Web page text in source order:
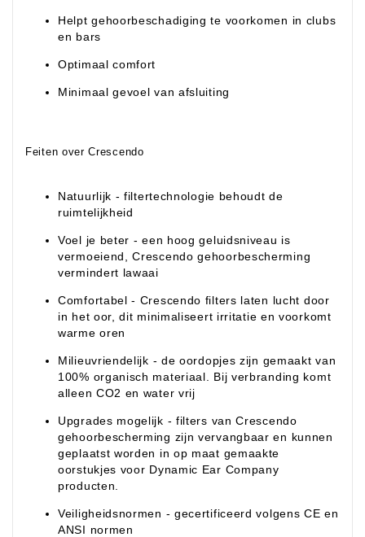
Helpt gehoorbeschadiging te voorkomen in clubs
en bars
Optimaal comfort
Minimaal gevoel van afsluiting
Feiten over Crescendo
Natuurlijk - filtertechnologie behoudt de
ruimtelijkheid
Voel je beter - een hoog geluidsniveau is
vermoeiend, Crescendo gehoorbescherming
vermindert lawaai
Comfortabel - Crescendo filters laten lucht door
in het oor, dit minimaliseert irritatie en voorkomt
warme oren
Milieuvriendelijk - de oordopjes zijn gemaakt van
100% organisch materiaal. Bij verbranding komt
alleen CO2 en water vrij
Upgrades mogelijk - filters van Crescendo
gehoorbescherming zijn vervangbaar en kunnen
geplaatst worden in op maat gemaakte
oorstukjes voor Dynamic Ear Company
producten.
Veiligheidsnormen - gecertificeerd volgens CE en
ANSI normen